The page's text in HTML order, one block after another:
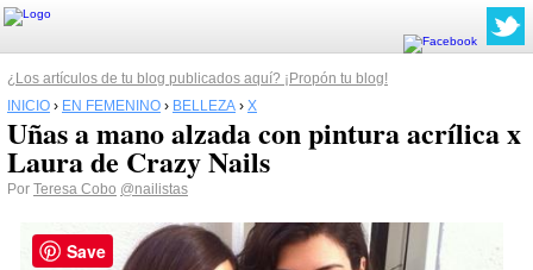
¿Los artículos de tu blog publicados aquí? ¡Propón tu blog!
INICIO › EN FEMENINO › BELLEZA › X
Uñas a mano alzada con pintura acrílica x
Laura de Crazy Nails
Por Teresa Cobo @nailistas
Save